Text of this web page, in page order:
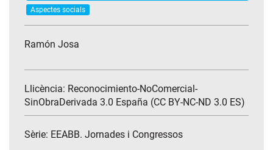
Aspectes socials
Ramón Josa
Llicència: Reconocimiento-NoComercial-
SinObraDerivada 3.0 España (CC BY-NC-ND 3.0 ES)
Sèrie: EEABB. Jornades i Congressos